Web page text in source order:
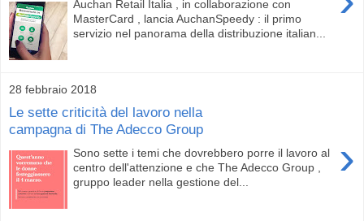
Auchan Retail Italia , in collaborazione con
MasterCard , lancia AuchanSpeedy : il primo
servizio nel panorama della distribuzione italian...
28 febbraio 2018
Le sette criticità del lavoro nella
campagna di The Adecco Group
›
Sono sette i temi che dovrebbero porre il lavoro al
centro dell'attenzione e che The Adecco Group ,
gruppo leader nella gestione del...